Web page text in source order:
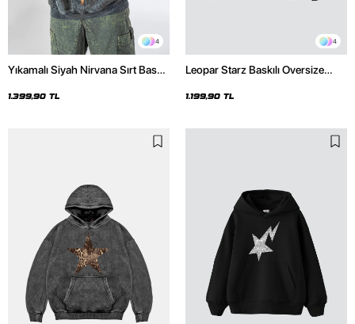
4
Yıkamalı Siyah Nirvana Sırt Baskılı
1.399,90 TL
4
Leopar Starz Baskılı Oversize
1.199,90 TL